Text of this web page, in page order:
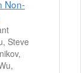
Non‐
Steve